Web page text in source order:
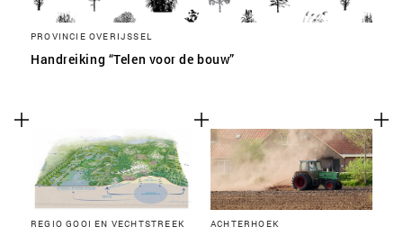
PROVINCIE OVERIJSSEL
Handreiking “Telen voor de bouw”
REGIO GOOI EN VECHTSTREEK ACHTERHOEK